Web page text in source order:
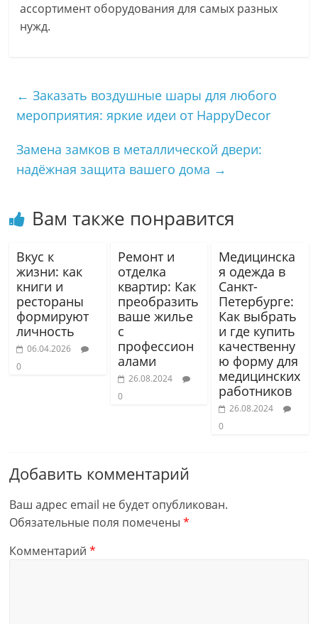
ассортимент оборудования для самых разных
нужд.
← Заказать воздушные шары для любого
мероприятия: яркие идеи от HappyDecor
Замена замков в металлической двери:
надёжная защита вашего дома →
Вам также понравится
Вкус к
жизни: как
книги и
рестораны
формируют
личность
06.04.2026
0
Ремонт и
отделка
квартир: Как
преобразить
ваше жилье
с
профессион
алами
26.08.2024
0
Медицинска
я одежда в
Санкт-
Петербурге:
Как выбрать
и где купить
качественну
ю форму для
медицинских
работников
26.08.2024
0
Добавить комментарий
Ваш адрес email не будет опубликован.
Обязательные поля помечены*
Комментарий*